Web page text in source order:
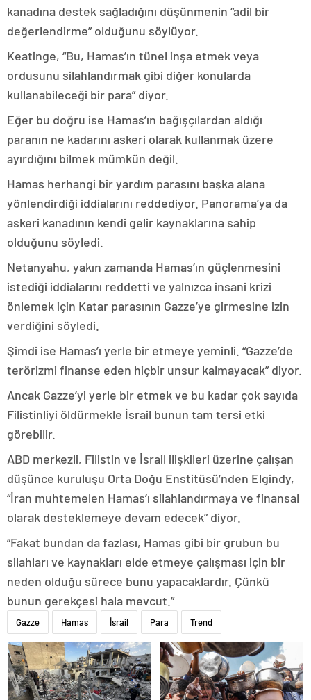
kanadına destek sağladığını düşünmenin “adil bir
değerlendirme” olduğunu söylüyor.
Keatinge, “Bu, Hamas’ın tünel inşa etmek veya
ordusunu silahlandırmak gibi diğer konularda
kullanabileceği bir para” diyor.
Eğer bu doğru ise Hamas’ın bağışçılardan aldığı
paranın ne kadarını askeri olarak kullanmak üzere
ayırdığını bilmek mümkün değil.
Hamas herhangi bir yardım parasını başka alana
yönlendirdiği iddialarını reddediyor. Panorama’ya da
askeri kanadının kendi gelir kaynaklarına sahip
olduğunu söyledi.
Netanyahu, yakın zamanda Hamas’ın güçlenmesini
istediği iddialarını reddetti ve yalnızca insani krizi
önlemek için Katar parasının Gazze’ye girmesine izin
verdiğini söyledi.
Şimdi ise Hamas’ı yerle bir etmeye yeminli. “Gazze’de
terörizmi finanse eden hiçbir unsur kalmayacak” diyor.
Ancak Gazze’yi yerle bir etmek ve bu kadar çok sayıda
Filistinliyi öldürmekle İsrail bunun tam tersi etki
görebilir.
ABD merkezli, Filistin ve İsrail ilişkileri üzerine çalışan
düşünce kuruluşu Orta Doğu Enstitüsü’nden Elgindy,
“İran muhtemelen Hamas’ı silahlandırmaya ve finansal
olarak desteklemeye devam edecek” diyor.
“Fakat bundan da fazlası, Hamas gibi bir grubun bu
silahları ve kaynakları elde etmeye çalışması için bir
neden olduğu sürece bunu yapacaklardır. Çünkü
bunun gerekçesi hala mevcut.”
Gazze Hamas İsrail Para Trend